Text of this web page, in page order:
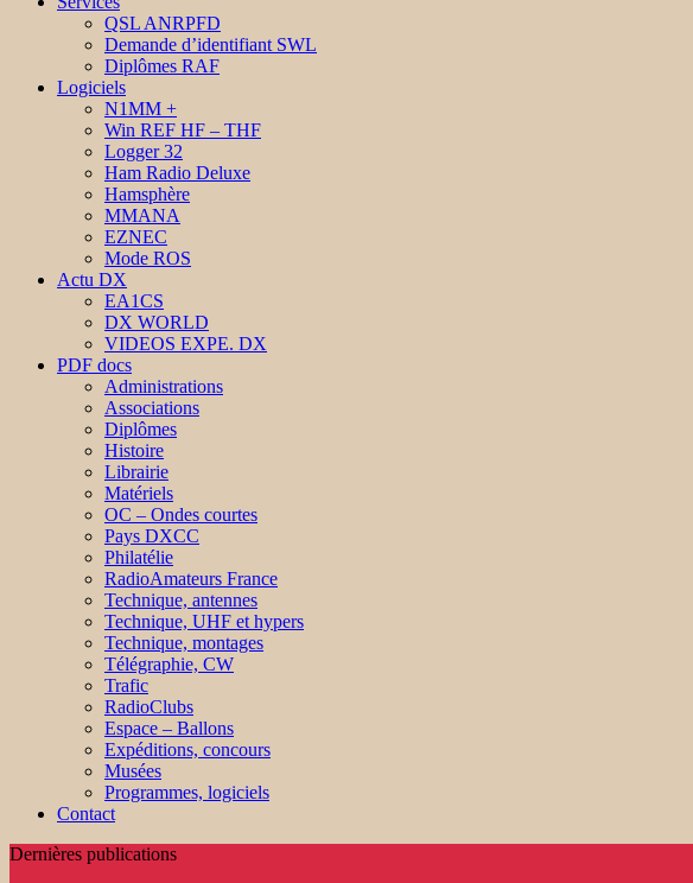
QSL ANRPFD
Demande d’identifiant SWL
Diplômes RAF
Logiciels
N1MM +
Win REF HF – THF
Logger 32
Ham Radio Deluxe
Hamsphère
MMANA
EZNEC
Mode ROS
Actu DX
EA1CS
DX WORLD
VIDEOS EXPE. DX
PDF docs
Administrations
Associations
Diplômes
Histoire
Librairie
Matériels
OC – Ondes courtes
Pays DXCC
Philatélie
RadioAmateurs France
Technique, antennes
Technique, UHF et hypers
Technique, montages
Télégraphie, CW
Trafic
RadioClubs
Espace – Ballons
Expéditions, concours
Musées
Programmes, logiciels
Contact
Dernières publications